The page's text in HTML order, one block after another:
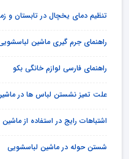
تنظیم دمای یخچال در تابستان و
راهنمای جرم گیری ماشین
راهنمای فارسی لوازم خانگی بکو
علت تمیز نشستن لباس ها در
اشتباهات رایج در استفاده از
شستن حوله در ماشین لباسشویی